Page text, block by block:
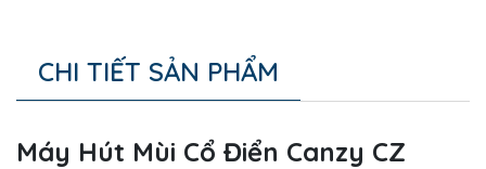
CHI TIẾT SẢN PHẨM
Máy Hút Mùi Cổ Điển Canzy CZ